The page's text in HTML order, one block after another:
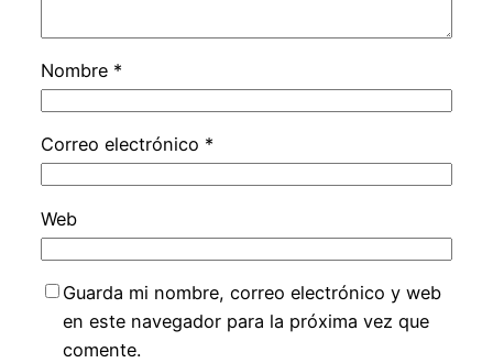
Nombre *
Correo electrónico *
Web
Guarda mi nombre, correo electrónico y web
en este navegador para la próxima vez que
comente.